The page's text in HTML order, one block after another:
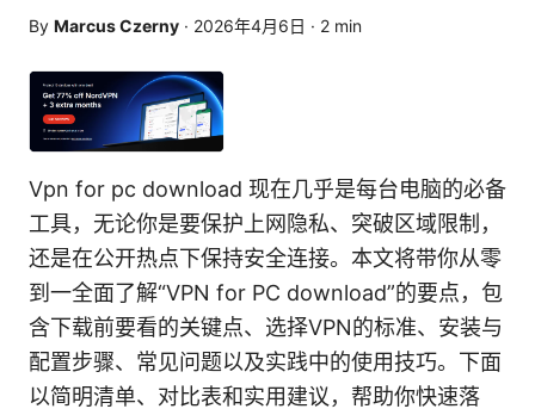
By Marcus Czerny · 2026年4月6日 · 2 min
Vpn for pc download 现在几乎是每台电脑的必备
工具，无论你是要保护上网隐私、突破区域限制，
还是在公开热点下保持安全连接。本文将带你从零
到一全面了解“VPN for PC download”的要点，包
含下载前要看的关键点、选择VPN的标准、安装与
配置步骤、常见问题以及实践中的使用技巧。下面
以简明清单、对比表和实用建议，帮助你快速落